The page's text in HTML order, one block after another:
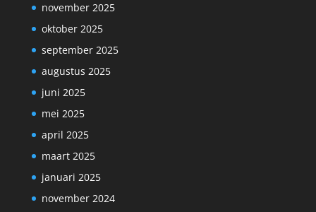
november 2025
oktober 2025
september 2025
augustus 2025
juni 2025
mei 2025
april 2025
maart 2025
januari 2025
november 2024